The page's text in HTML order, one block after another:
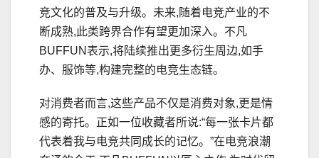
竞文化的普及与升级。未来,随着电竞产业的不
断成熟,此类跨界合作有望更加深入。不凡
BUFFUN表示,将陆续推出更多衍生周边,如手
办、服饰等,构建完整的电竞生态链。
对消费者而言,这些产品不仅是消费对象,更是情
感的寄托。正如一位收藏者所说:“每一张卡片都
代表着我与电竞共同成长的记忆。”在电竞浪潮